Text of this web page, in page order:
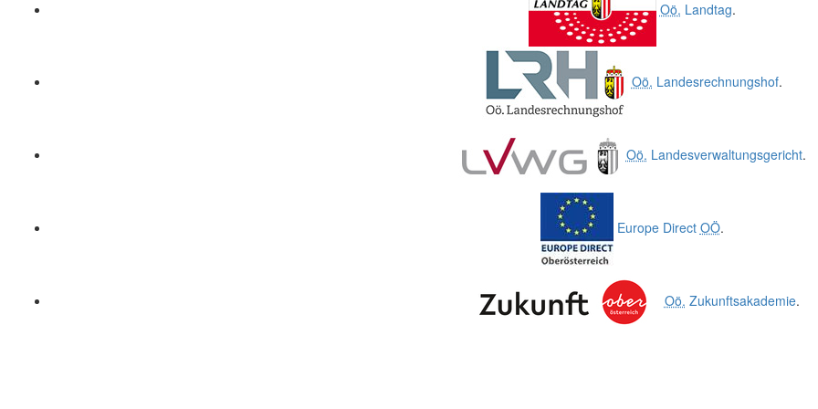
Oö. Landtag.
Oö. Landesrechnungshof.
Oö. Landesverwaltungsgericht.
Europe Direct OÖ.
Oö. Zukunftsakademie.